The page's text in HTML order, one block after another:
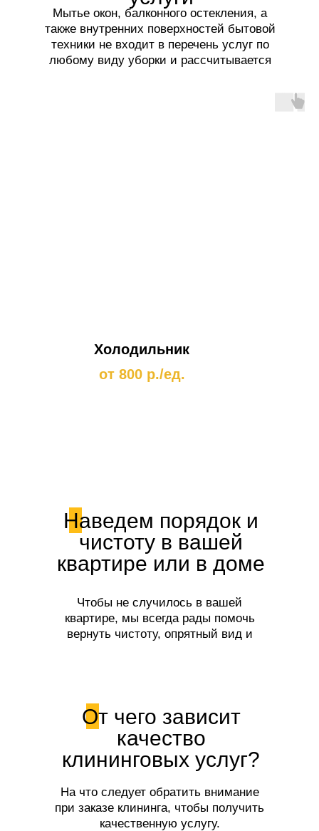
Мытье окон, балконного остекления, а
также внутренних поверхностей бытовой
техники не входит в перечень услуг по
любому виду уборки и рассчитывается
Холодильник
от 800 р./ед.
Наведем порядок и
чистоту в вашей
квартире или в доме
Чтобы не случилось в вашей
квартире, мы всегда рады помочь
вернуть чистоту, опрятный вид и
От чего зависит
качество
клининговых услуг?
На что следует обратить внимание
при заказе клининга, чтобы получить
качественную услугу.